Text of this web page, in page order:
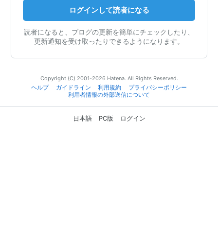
ログインして読者になる
読者になると、ブログの更新を簡単にチェックしたり、
更新通知を受け取ったりできるようになります。
Copyright (C) 2001-2026 Hatena. All Rights Reserved.
ヘルプ
ガイドライン 利用規約
プライバシーポリシー
利用者情報の外部送信について
日本語 PC版 ログイン